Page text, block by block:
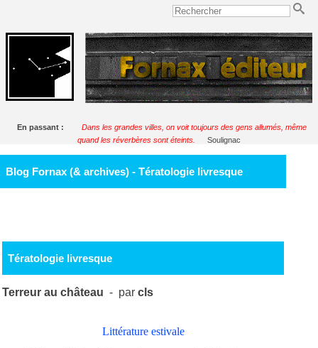
En passant :
Dans les grandes villes, on voit toujours des gens allumés, même
quand les réverbères sont éteints.
Soulignac
Blog Fornax (& archives) - Tératologie livresque
Tératologie livresque
Terreur au château - parcls
Littérature estivale